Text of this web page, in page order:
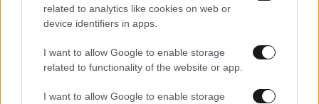
related to analytics like cookies on web or
device identifiers in apps.
I want to allow Google to enable storage
related to functionality of the website or app.
I want to allow Google to enable storage
ΕΛΛΑΔΑ37 λ. πριν
Βίντεο-ντοκουμέντο από το θανατηφόρο
τροχαίο στις Σέρρες: Η στιγμή που το ΙΧ μπαίνει
στο αντίθετο ρεύμα – Ακαριαία πέθαναν γιος